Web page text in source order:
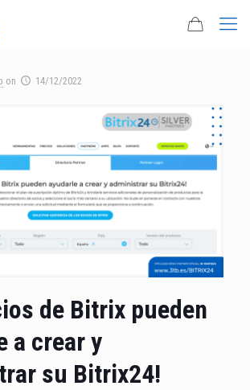
on 14/12/2022
de Bitrix pueden
a crear y
su Bitrix24!